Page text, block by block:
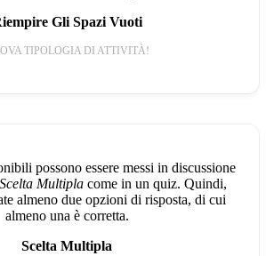
Gli Spazi Vuoti
TIPOLOGIA DI ATTIVITÀ!
possono essere messi in discussione
Scelta Multipla come in un quiz. Quindi,
almeno due opzioni di risposta, di cui
almeno una è corretta.
Scelta Multipla